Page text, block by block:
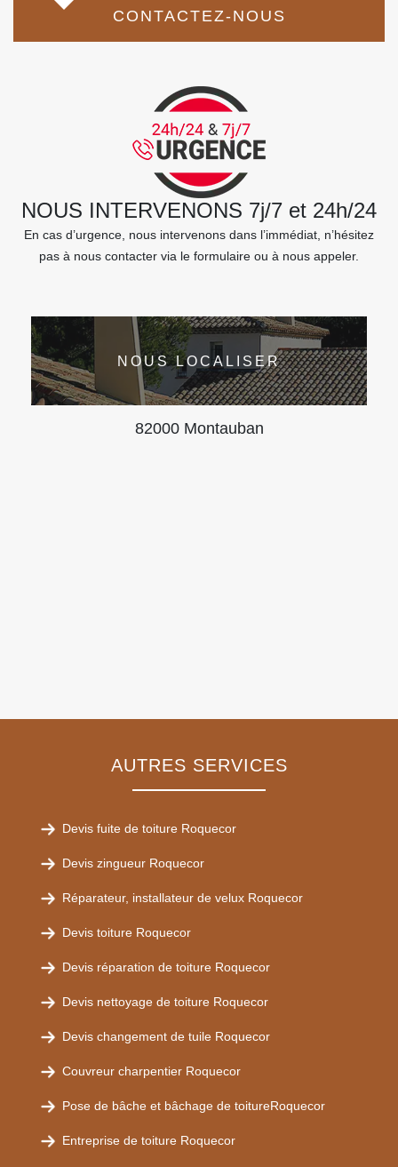
CONTACTEZ-NOUS
NOUS INTERVENONS 7j/7 et 24h/24
En cas d’urgence, nous intervenons dans l’immédiat, n’hésitez
pas à nous contacter via le formulaire ou à nous appeler.
NOUS LOCALISER
82000 Montauban
AUTRES SERVICES
Devis fuite de toiture Roquecor
Devis zingueur Roquecor
Réparateur, installateur de velux Roquecor
Devis toiture Roquecor
Devis réparation de toiture Roquecor
Devis nettoyage de toiture Roquecor
Devis changement de tuile Roquecor
Couvreur charpentier Roquecor
Pose de bâche et bâchage de toitureRoquecor
Entreprise de toiture Roquecor